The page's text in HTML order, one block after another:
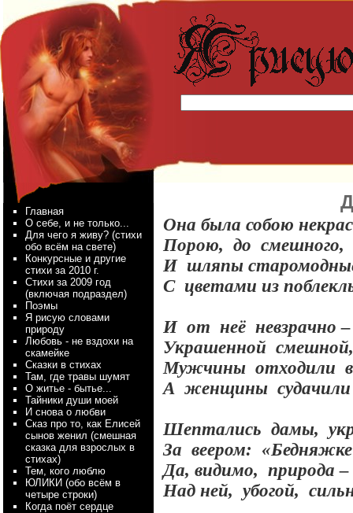
Главная
О себе, и не только...
Для чего я живу? (стихи
обо всём на свете)
Конкурсные и другие
стихи за 2010 г.
Стихи за 2009 год
(включая подраздел)
Поэмы
Я рисую словами
природу
Любовь - не вздохи на
скамейке
Сказки в стихах
Там, где травы шумят
О житье - бытье...
Тайники души моей
И снова о любви
Сказ про то, как Елисей
сынов женил (смешная
сказка для взрослых в
стихах)
Тем, кого люблю
ЮЛИКИ (обо всём в
четыре строки)
Когда поёт сердце
Она была собою
Порою, до смешного,
И шляпы
С цветами из
И от неё невзрачно
Украшенной
Мужчины отходили
А женщины
Шептались дамы,
За веером:
Да, видимо, природа
Над ней, убогой,